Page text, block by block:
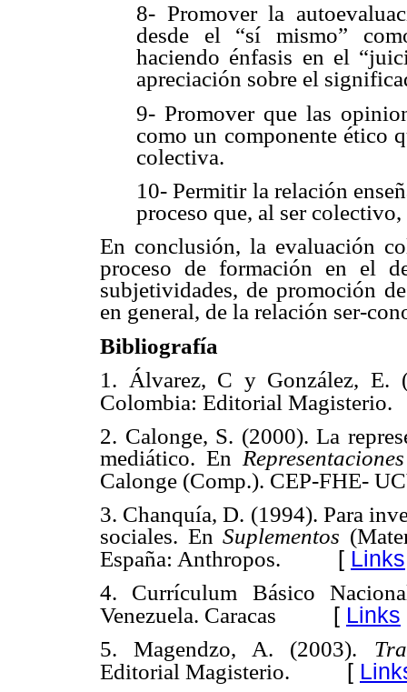
8- Promover la
desde el “sí mismo”
haciendo énfasis en el
apreciación sobre el
9- Promover que las
como un componente ético
colectiva.
10- Permitir la relación
proceso que, al ser
En conclusión, la evaluación
proceso de formación en el
subjetividades, de promoción
en general, de la relación ser-
Bibliografía
1. Álvarez, C y González, E.
Colombia: Editorial Magisterio.
2. Calonge, S. (2000). La
mediático. En
Calonge (Comp.). CEP-FHE-
3. Chanquía, D. (1994). Para
sociales. EnSuplementos
España: Anthropos. [ Links
4. Currículum Básico
Venezuela. Caracas [ Links
5. Magendzo, A. (2003).
Editorial Magisterio. [